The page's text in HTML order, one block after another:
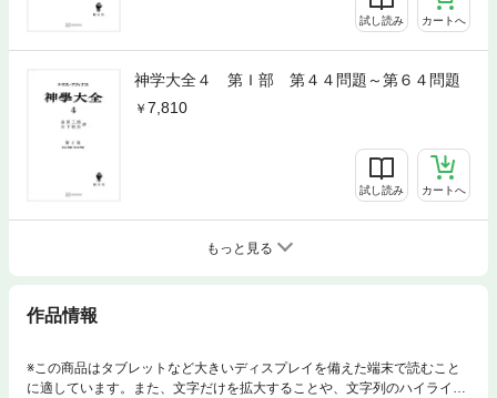
試し読み カートへ
神学大全４ 第Ｉ部 第４４問題～第６４問題
7,810
試し読み カートへ
もっと見る
作品情報
※この商品はタブレットなど大きいディスプレイを備えた端末で読むこと
に適しています。また、文字だけを拡大することや、文字列のハイライ